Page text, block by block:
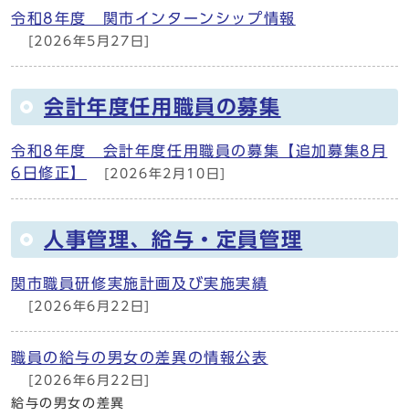
令和8年度 関市インターンシップ情報
[2026年5月27日]
会計年度任用職員の募集
令和8年度 会計年度任用職員の募集【追加募集8月
6日修正】
[2026年2月10日]
人事管理、給与・定員管理
関市職員研修実施計画及び実施実績
[2026年6月22日]
職員の給与の男女の差異の情報公表
[2026年6月22日]
給与の男女の差異